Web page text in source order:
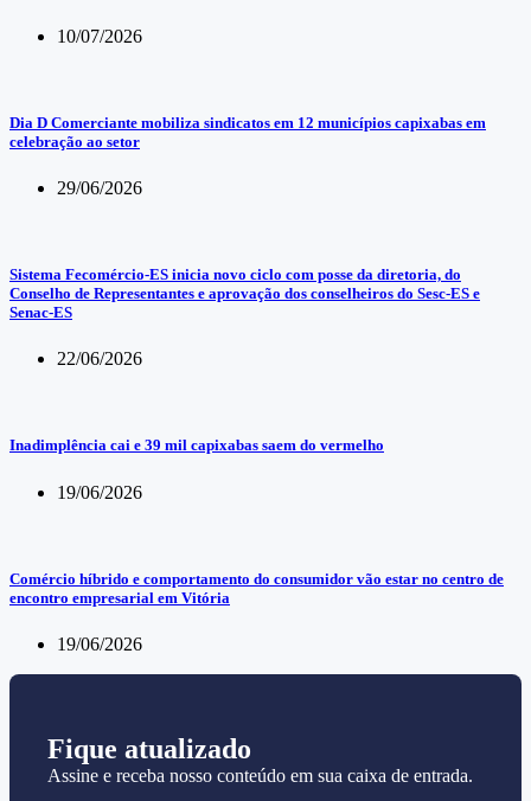
10/07/2026
Dia D Comerciante mobiliza sindicatos em 12 municípios capixabas em
celebração ao setor
29/06/2026
Sistema Fecomércio-ES inicia novo ciclo com posse da diretoria, do
Conselho de Representantes e aprovação dos conselheiros do Sesc-ES e
Senac-ES
22/06/2026
Inadimplência cai e 39 mil capixabas saem do vermelho
19/06/2026
Comércio híbrido e comportamento do consumidor vão estar no centro de
encontro empresarial em Vitória
19/06/2026
Fique atualizado
Assine e receba nosso conteúdo em sua caixa de entrada.